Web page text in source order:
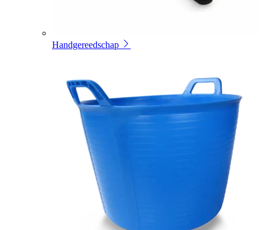
Handgereedschap